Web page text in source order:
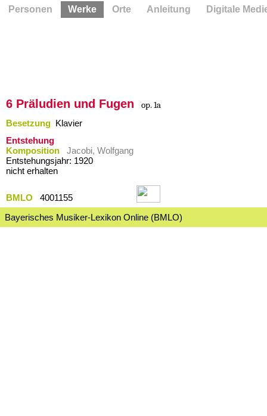
6 Präludien und Fugen op. 1a
Besetzung Klavier
Entstehung
Komposition
Jacobi, Wolfgang
Entstehungsjahr: 1920
nicht erhalten
BMLO
4001155
Bayerisches Musiker-Lexikon Online (BMLO)
Personen Werke Orte Anleitung Digitale